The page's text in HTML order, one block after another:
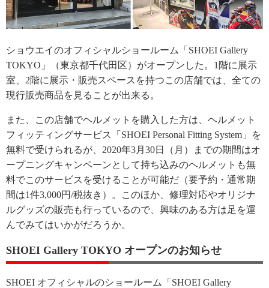
ショウエイのオフィシャルショールーム「SHOEI Gallery
TOKYO」（東京都千代田区）がオープンした。1階に展示
室、2階に展示・販売スペースを持つこの店舗では、全ての
現行販売商品を見ることが出来る。
また、この店舗でヘルメットを購入した方は、ヘルメット
フィッティングサービス「SHOEI Personal Fitting System」を
無料で受けられるが、2020年3月30日（月）までの期間はオ
ープニングキャンペーンとして持ち込みのヘルメットも無
料でこのサービスを受けることが可能だ（要予約・通常期
間は1件3,000円/税抜き）。このほか、修理対応やオリジナ
ルグッズの販売も行っているので、興味のある方は足を運
んでみてはいかがだろうか。
SHOEI Gallery TOKYO オープンのお知らせ
SHOEI オフィシャルのショールーム「SHOEI Gallery